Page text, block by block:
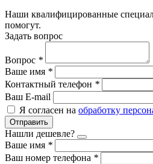
Наши квалифицированные
помогут.
Задать вопрос
Вопрос *
Ваше имя *
Контактный телефон *
Ваш E-mail
Я согласен на обработку
Отправить
Нашли дешевле?
Ваше имя *
Ваш номер телефона *